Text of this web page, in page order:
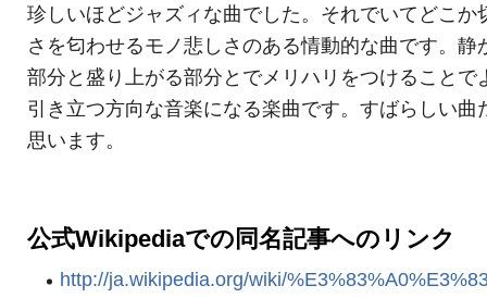
珍しいほどジャズィな曲でした。それでいてどこか
さを匂わせるモノ悲しさのある情動的な曲です。静
部分と盛り上がる部分とでメリハリをつけることで
引き立つ方向な音楽になる楽曲です。すばらしい曲
思います。
公式Wikipediaでの同名記事へのリンク
http://ja.wikipedia.org/wiki/